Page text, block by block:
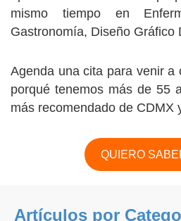
mismo tiempo en
Gastronomía, Diseño Gráfico
Agenda una cita para venir a
porqué tenemos más de 55
más recomendado de CDMX
QUIERO
Artículos por